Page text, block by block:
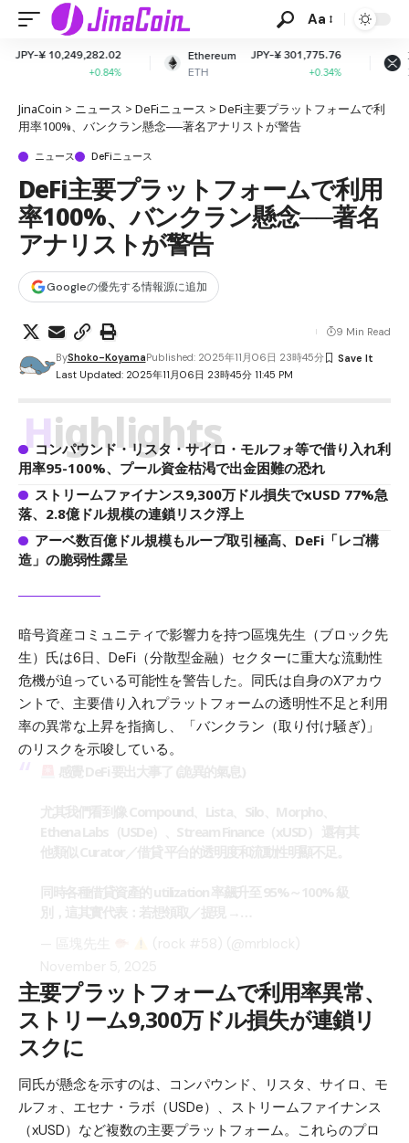
Aa
Ethereum
ETH
JPY-¥ 301,775.76
XRP
XRP
JPY-¥
-
JinaCoin > ニュース > DeFiニュース > DeFi主要プラットフォームで利
用率100%、バンクラン懸念──著名アナリストが警告
ニュース DeFiニュース
DeFi主要プラットフォームで利用
率100%、バンクラン懸念──著名
アナリストが警告
Googleの優先する情報源に追加
Last Updated: 2025年11月06日 23時45分 11:45 PM
ByShoko-KoyamaPublished: 2025年11月06日 23時45分
9 Min Read
Highlights
コンパウンド・リスタ・サイロ・モルフォ等で借り入れ利
用率95-100%、プール資金枯渇で出金困難の恐れ
ストリームファイナンス9,300万ドル損失でxUSD 77%急
落、2.8億ドル規模の連鎖リスク浮上
アーベ数百億ドル規模もループ取引極高、DeFi「レゴ構
造」の脆弱性露呈
暗号資産コミュニティで影響力を持つ區塊先生（ブロック先
生）氏は6日、DeFi（分散型金融）セクターに重大な流動性
危機が迫っている可能性を警告した。同氏は自身のXアカウ
ントで、主要借り入れプラットフォームの透明性不足と利用
率の異常な上昇を指摘し、「バンクラン（取り付け騒ぎ)」
のリスクを示唆している。
主要プラットフォームで利用率異常、
ストリーム9,300万ドル損失が連鎖リ
スクに
同氏が懸念を示すのは、コンパウンド、リスタ、サイロ、モ
ルフォ、エセナ・ラボ（USDe）、ストリームファイナンス
（xUSD）など複数の主要プラットフォーム。これらのプロ